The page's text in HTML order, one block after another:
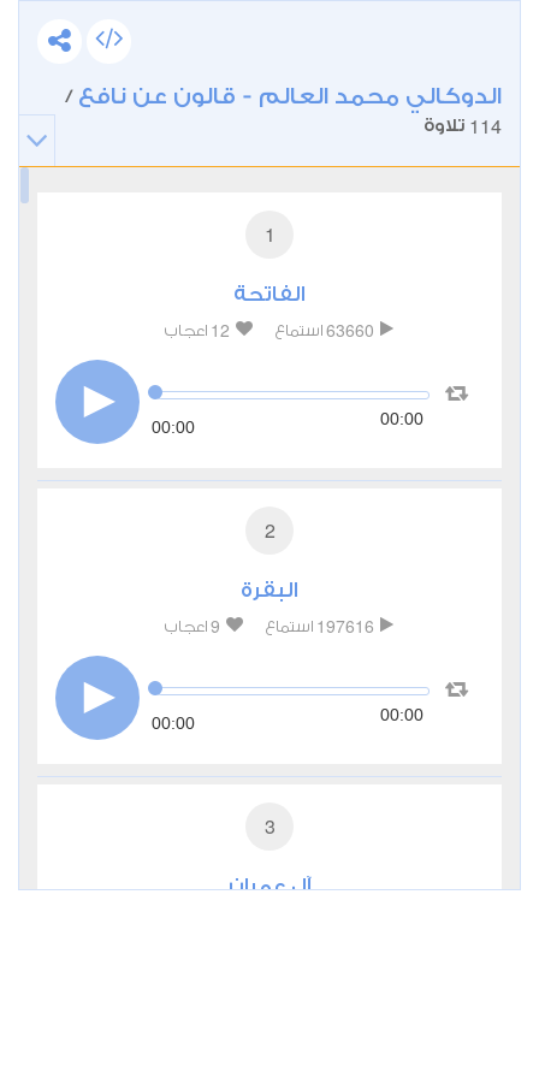
الدوكالي محمد العالم - قالون عن نافع /
114 تلاوة
1
الفاتحة
63660 استماع 12 اعجاب
00:00 00:00
2
البقرة
197616 استماع 9 اعجاب
00:00 00:00
3
آل عمران